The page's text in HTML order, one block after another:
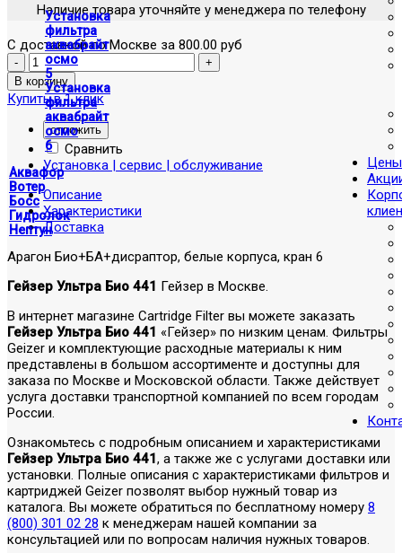
Установка
фильтра
аквабрайт
осмо
5
Установка
фильтра
аквабрайт
осмо
6
Аквафор
Вотер
Босс
Гидролок
Нептун
Цены
Наличие товара уточняйте у менеджера по телефону
С доставкой по Москве за 800.00 руб
Купить в 1 клик
отложить
Сравнить
Установка | сервис | обслуживание
Описание
Характеристики
Доставка
Арагон Био+БА+дисраптор, белые корпуса, кран 6
Гейзер Ультра Био 441 Гейзер в Москве.
В интернет магазине Cartridge Filter вы можете заказать
Гейзер Ультра Био 441 «Гейзер» по низким ценам. Фильтры
Geizer и комплектующие расходные материалы к ним
представлены в большом ассортименте и доступны для
заказа по Москве и Московской области. Также действует
услуга доставки транспортной компанией по всем городам
России.
Ознакомьтесь с подробным описанием и характеристиками
Гейзер Ультра Био 441, а также же с услугами доставки или
установки. Полные описания с характеристиками фильтров и
картриджей Geizer позволят выбор нужный товар из
каталога. Вы можете обратиться по бесплатному номеру 8
(800) 301 02 28 к менеджерам нашей компании за
консультацией или по вопросам наличия нужных товаров.